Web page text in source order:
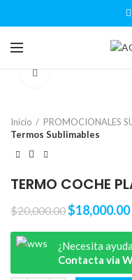
Inicio
PROMOCIONALES
Termos Sublimables
TERMO COCHE
$20,000.00$18,000.00
¿Necesita
Contacta via